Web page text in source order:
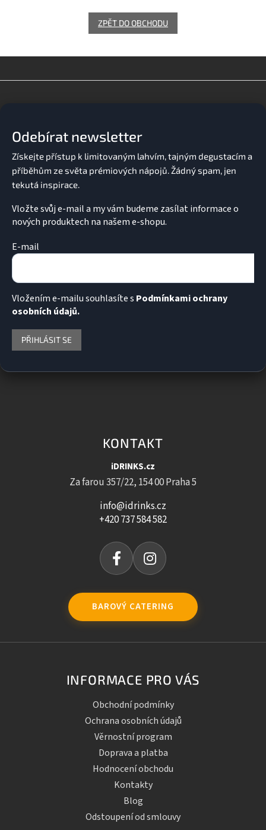
ZPĚT DO OBCHODU
Odebírat newsletter
Vložte svůj e-mail a my vám budeme zasílat informace o
nových produktech na našem e-shopu.
E-mail
Vložením e-mailu souhlasíte s Podmínkami ochrany
osobních údajů.
PŘIHLÁSIT SE
KONTAKT
iDRINKS.cz
Za farou 357/22, 154 00 Praha 5
info@idrinks.cz
+420 737 584 582
BAROVÝ CATERING
INFORMACE PRO VÁS
Obchodní podmínky
Ochrana osobních údajů
Věrnostní program
Doprava a platba
Hodnocení obchodu
Kontakty
Blog
Odstoupení od smlouvy